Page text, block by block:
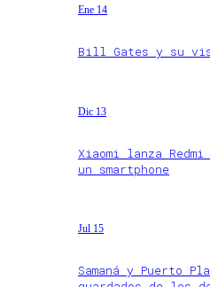
Ene 14
Bill Gates y su
Dic 13
Xiaomi lanza
un smartphone
Jul 15
Samaná y Puerto